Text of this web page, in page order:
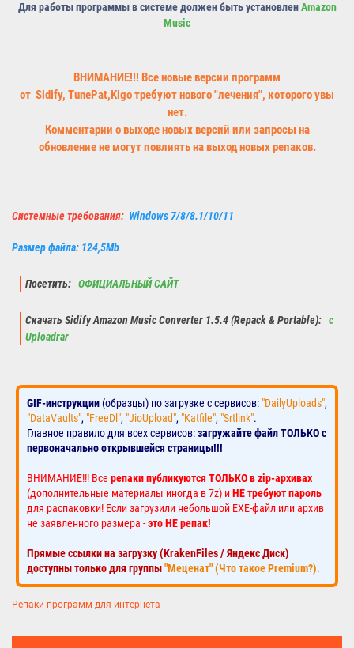
Для работы программы в системе должен быть установленAmazon
Music
ВНИМАНИЕ!!! Все новые версии программ
от Sidify, TunePat,Kigo требуют нового "лечения", которого увы
нет.
Комментарии о выходе новых версий или запросы на
обновление не могут повлиять на выход новых репаков.
Системные требования: Windows 7/8/8.1/10/11
Размер файла: 124,5Mb
Посетить: ОФИЦИАЛЬНЫЙ САЙТ
Скачать Sidify Amazon Music Converter 1.5.4 (Repack & Portable): с
Uploadrar
GIF-инструкции (образцы) по загрузке с сервисов: "DailyUploads",
"DataVaults", "FreeDl", "JioUpload", "Katfile", "Srtlink".
Главное правило для всех сервисов:загружайте файл ТОЛЬКО с
первоначально открывшейся страницы!!!
ВНИМАНИЕ!!! Все репаки публикуются ТОЛЬКО в zip-архивах
(дополнительные материалы иногда в 7z) иНЕ требуют пароль
для распаковки! Если загрузили небольшой EXE-файл или архив
не заявленного размера -это НЕ репак!
Прямые ссылки на загрузку (KrakenFiles / Яндекс Диск)
доступны только для группы"Меценат" (Что такое Premium?).
Репаки программ для интернета